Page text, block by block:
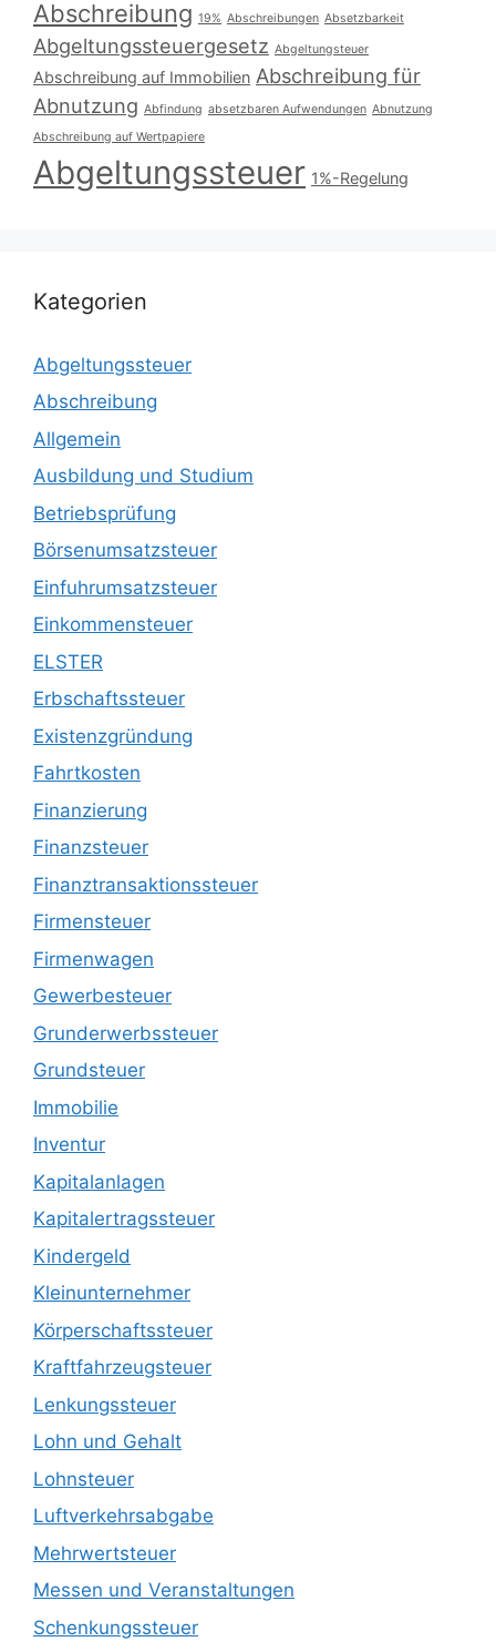
Abschreibung 19% Abschreibungen Absetzbarkeit
Abgeltungssteuergesetz Abgeltungsteuer
Abschreibung auf Immobilien Abschreibung für
Abnutzung Abfindung absetzbaren Aufwendungen Abnutzung
Abschreibung auf Wertpapiere
Abgeltungssteuer 1%-Regelung
Kategorien
Abgeltungssteuer
Abschreibung
Allgemein
Ausbildung und Studium
Betriebsprüfung
Börsenumsatzsteuer
Einfuhrumsatzsteuer
Einkommensteuer
ELSTER
Erbschaftssteuer
Existenzgründung
Fahrtkosten
Finanzierung
Finanzsteuer
Finanztransaktionssteuer
Firmensteuer
Firmenwagen
Gewerbesteuer
Grunderwerbssteuer
Grundsteuer
Immobilie
Inventur
Kapitalanlagen
Kapitalertragssteuer
Kindergeld
Kleinunternehmer
Körperschaftssteuer
Kraftfahrzeugsteuer
Lenkungssteuer
Lohn und Gehalt
Lohnsteuer
Luftverkehrsabgabe
Mehrwertsteuer
Messen und Veranstaltungen
Schenkungssteuer